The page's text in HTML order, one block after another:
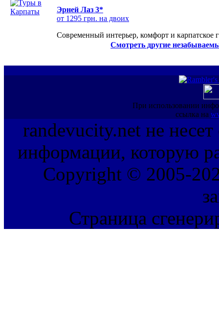
Эрней Лаз 3*
от 1295 грн. на двоих
Современный интерьер, комфорт и карпатское
Смотреть другие
При использовании
ссылка на
randevucity.net не несет
информации, которую
Copyright © 2005-
Страница